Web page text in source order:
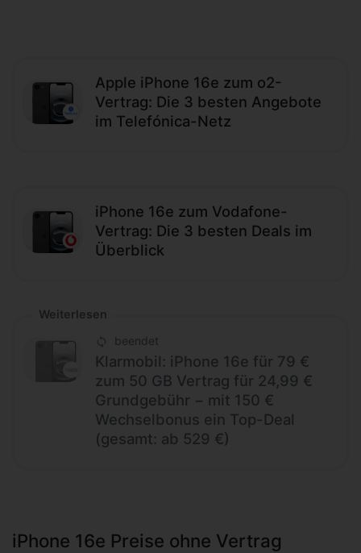
Apple iPhone 16e zum o2-
Vertrag: Die 3 besten Angebote
im Telefónica-Netz
iPhone 16e zum Vodafone-
Vertrag: Die 3 besten Deals im
Überblick
Weiterlesen
beendet
Klarmobil: iPhone 16e für 79 €
zum 50 GB Vertrag für 24,99 €
Grundgebühr − mit 150 €
Wechselbonus ein Top-Deal
(gesamt: ab 529 €)
iPhone 16e Preise ohne Vertrag